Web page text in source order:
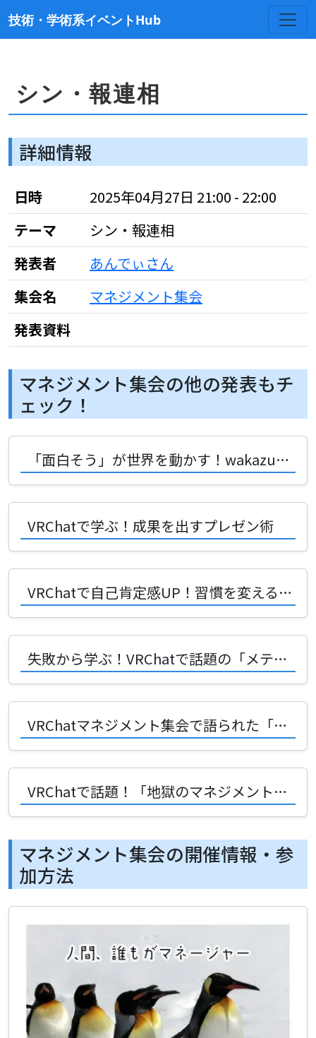
技術・学術系イベントHub
シン・報連相
詳細情報
日時
2025年04月27日 21:00 - 22:00
テーマ
シン・報連相
発表者
あんでぃさん
集会名
マネジメント集会
発表資料
マネジメント集会の他の発表もチ
ェック！
「面白そう」が世界を動かす！wakazu9nさんに学ぶ同人ゲーム開発術
VRChatで学ぶ！成果を出すプレゼン術
VRChatで自己肯定感UP！習慣を変える秘訣とは？
失敗から学ぶ！VRChatで話題の「メテオフォール型開発」の悲劇とその回避術
VRChatマネジメント集会で語られた「ヒューマンエラーのマネジメント」って？あんでぃさんの発表を徹底解説！
VRChatで話題！「地獄のマネジメントの始め方」とは？クルツさんの発表を徹底解説！
マネジメント集会の開催情報・参
加方法